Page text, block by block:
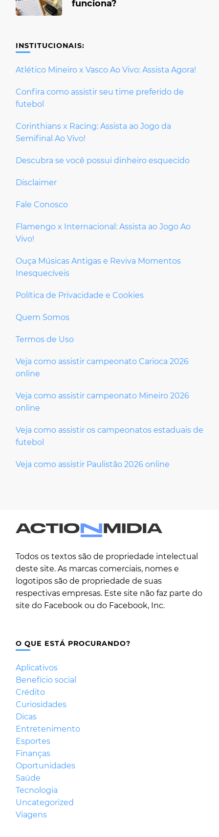
funciona?
INSTITUCIONAIS:
Atlético Mineiro x Vasco Ao Vivo: Assista Agora!
Confira como assistir seu time preferido de
futebol
Corinthians x Racing: Assista ao Jogo da
Semifinal Ao Vivo!
Descubra se você possui dinheiro esquecido
Disclaimer
Fale Conosco
Flamengo x Internacional: Assista ao Jogo Ao
Vivo!
Ouça Músicas Antigas e Reviva Momentos
Inesquecíveis
Política de Privacidade e Cookies
Quem Somos
Termos de Uso
Veja como assistir campeonato Carioca 2026
online
Veja como assistir campeonato Mineiro 2026
online
Veja como assistir os campeonatos estaduais de
futebol
Veja como assistir Paulistão 2026 online
Todos os textos são de propriedade intelectual
deste site. As marcas comerciais, nomes e
logotipos são de propriedade de suas
respectivas empresas. Este site não faz parte do
site do Facebook ou do Facebook, Inc.
O QUE ESTÁ PROCURANDO?
Aplicativos
Benefício social
Crédito
Curiosidades
Dicas
Entretenimento
Esportes
Finanças
Oportunidades
Saúde
Tecnologia
Uncategorized
Viagens